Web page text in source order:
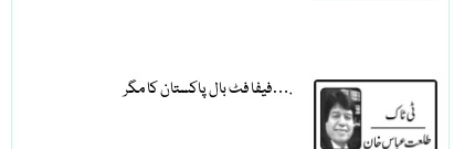
فیفا فٹ بال پاکستان کا مگر….